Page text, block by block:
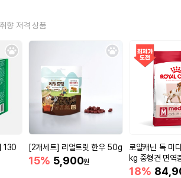
향 저격 상품
130
[2개세트] 리얼트릿 한우 50g
15% 5,900원
로얄캐닌 독 미
kg 중형견 면역
18%